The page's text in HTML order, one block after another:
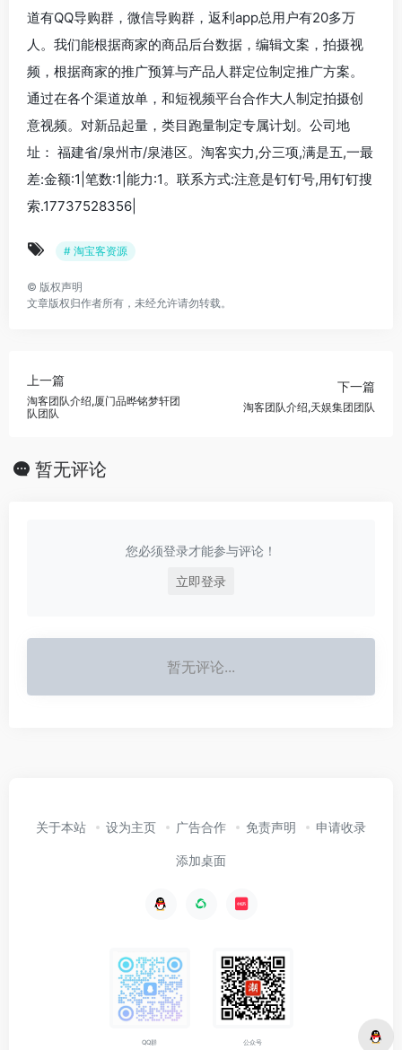
道有QQ导购群，微信导购群，返利app总用户有20多万
人。我们能根据商家的商品后台数据，编辑文案，拍摄视
频，根据商家的推广预算与产品人群定位制定推广方案。
通过在各个渠道放单，和短视频平台合作大人制定拍摄创
意视频。对新品起量，类目跑量制定专属计划。公司地
址： 福建省/泉州市/泉港区。淘客实力,分三项,满是五,一最
差:金额:1|笔数:1|能力:1。联系方式:注意是钉钉号,用钉钉搜
索.17737528356|
# 淘宝客资源
© 版权声明
文章版权归作者所有，未经允许请勿转载。
上一篇
淘客团队介绍,厦门品晔铭梦轩团
队团队
下一篇
淘客团队介绍,天娱集团团队
暂无评论
您必须登录才能参与评论！
立即登录
暂无评论...
关于本站 设为主页 广告合作 免责声明 申请收录
添加桌面
QQ群 公众号